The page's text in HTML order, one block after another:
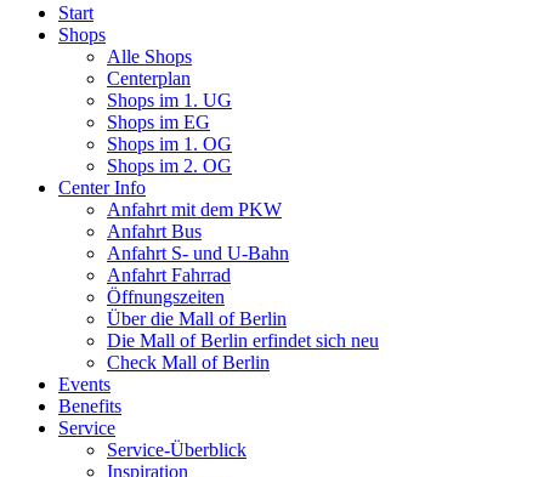
Start
Shops
Alle Shops
Centerplan
Shops im 1. UG
Shops im EG
Shops im 1. OG
Shops im 2. OG
Center Info
Anfahrt mit dem PKW
Anfahrt Bus
Anfahrt S- und U-Bahn
Anfahrt Fahrrad
Öffnungszeiten
Über die Mall of Berlin
Die Mall of Berlin erfindet sich neu
Check Mall of Berlin
Events
Benefits
Service
Service-Überblick
Inspiration